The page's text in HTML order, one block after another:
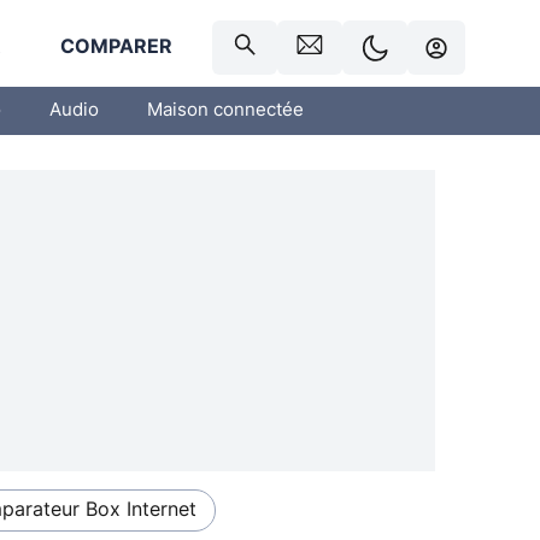
COMPARER
Audio Maison connectée
Box Internet